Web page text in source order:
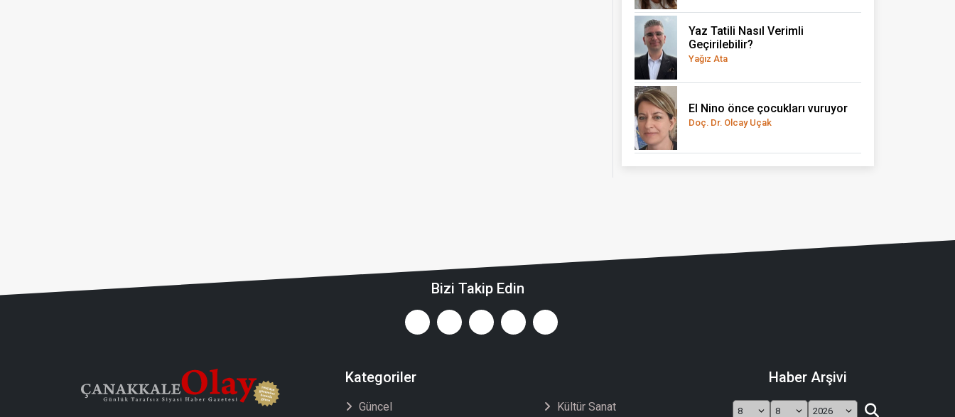
Yaz Tatili Nasıl Verimli
Geçirilebilir?
Yağız Ata
El Nino önce çocukları vuruyor
Doç. Dr. Olcay Uçak
Bizi Takip Edin
Kategoriler
Güncel Kültür Sanat
Haber Arşivi